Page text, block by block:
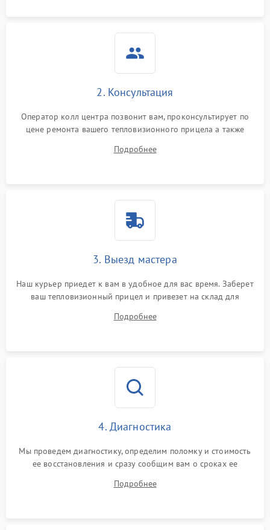
2. Консультация
Оператор колл центра позвонит вам, проконсультирует по
цене ремонта вашего тепловизионного прицела а также
Подробнее
3. Выезд мастера
Наш курьер приедет к вам в удобное для вас время. Заберет
ваш тепловизионный прицел и привезет на склад для
Подробнее
4. Диагностика
Мы проведем диагностику, определим поломку и стоимость
ее восстановления и сразу сообщим вам о сроках ее
Подробнее